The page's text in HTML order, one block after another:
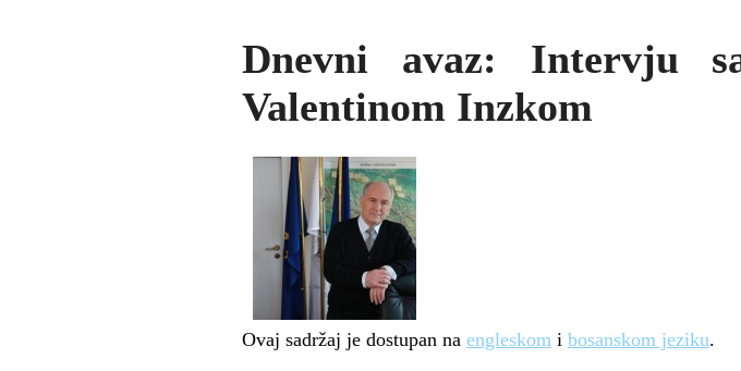
Dnevni avaz: Intervju
Valentinom Inzkom
Ovaj sadržaj je dostupan na engleskom i bosanskom jeziku.